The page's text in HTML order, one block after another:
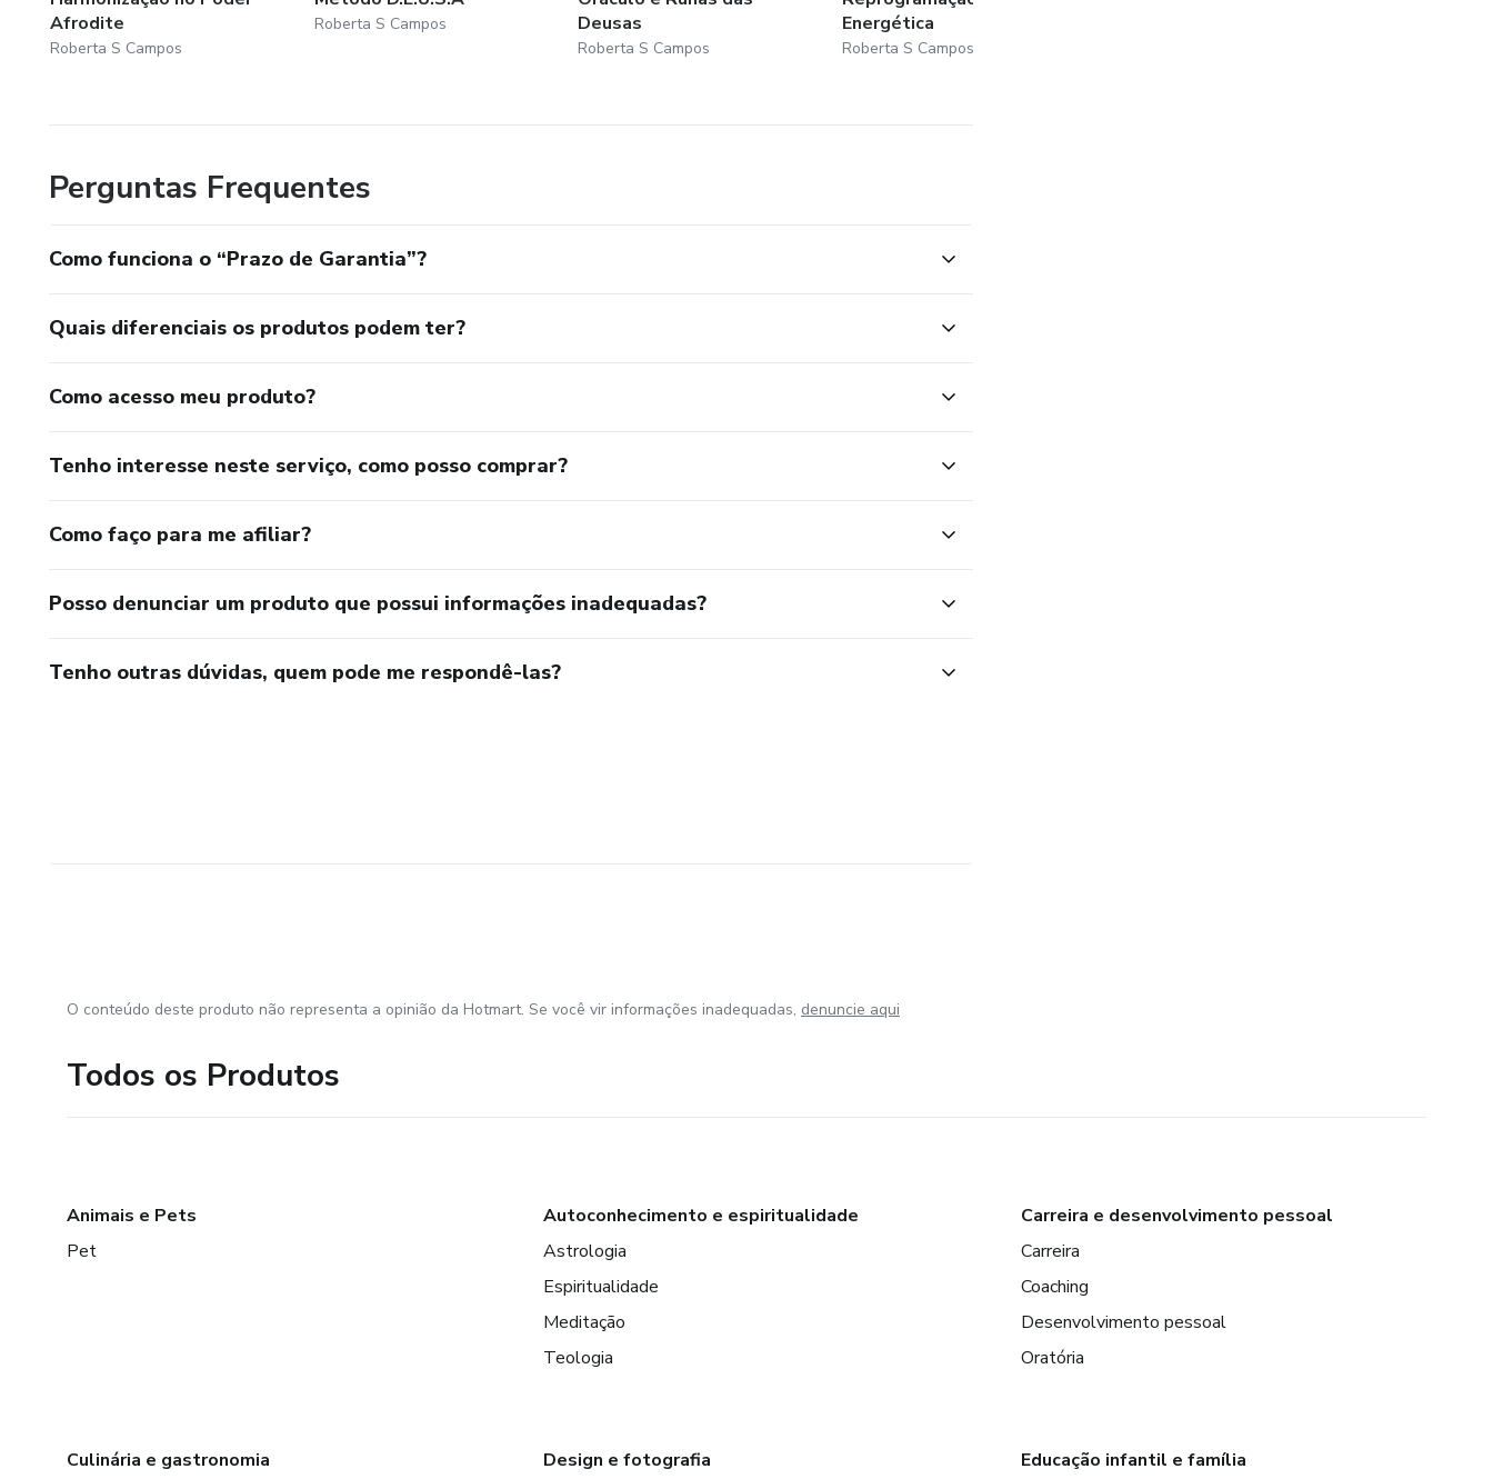
Afrodite
Roberta S Campos
Roberta S Campos
Deusas
Roberta S Campos
Energética
Roberta S Campos
Perguntas Frequentes
Como funciona o “Prazo de Garantia”?
Quais diferenciais os produtos podem ter?
Como acesso meu produto?
Tenho interesse neste serviço, como posso comprar?
Como faço para me afiliar?
Posso denunciar um produto que possui informações inadequadas?
Tenho outras dúvidas, quem pode me respondê-las?
O conteúdo deste produto não representa a opinião da Hotmart. Se você vir informações inadequadas, denuncie aqui
Todos os Produtos
Animais e Pets
Pet
Autoconhecimento e espiritualidade
Astrologia
Espiritualidade
Meditação
Teologia
Carreira e desenvolvimento pessoal
Carreira
Coaching
Desenvolvimento pessoal
Oratória
Culinária e gastronomia
Design e fotografia
Educação infantil e família